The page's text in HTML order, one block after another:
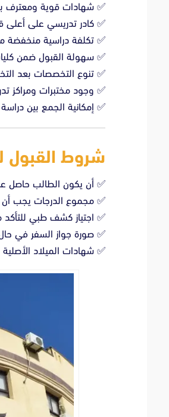
✅ شهادات قوية ومعترف
✅ كادر تدريسي على أعلى
✅ تكلفة دراسية منخفضة
✅ سهولة القبول ضمن
✅ تنوع التخصصات بعد
✅ وجود مختبرات ومراكز
✅ إمكانية الجمع بين
شروط القبول
✅ أن يكون الطالب حاصل
✅ مجموع الدرجات يجب أن
✅ اجتياز كشف طبي
✅ صورة جواز السفر في
✅ شهادات الميلاد